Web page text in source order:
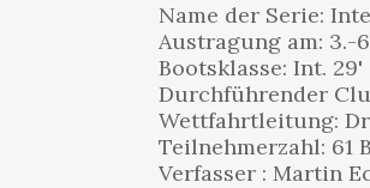
Name der Serie:
Austragung am: 3.-
Bootsklasse: Int.
Durchführender
Wettfahrtleitung:
Teilnehmerzahl: 61
Verfasser : Martin